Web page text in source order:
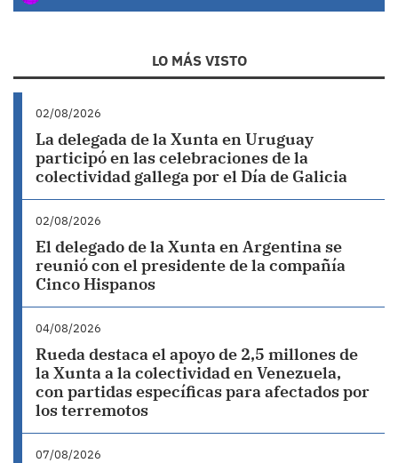
LO MÁS VISTO
02/08/2026
La delegada de la Xunta en Uruguay
participó en las celebraciones de la
colectividad gallega por el Día de Galicia
02/08/2026
El delegado de la Xunta en Argentina se
reunió con el presidente de la compañía
Cinco Hispanos
04/08/2026
Rueda destaca el apoyo de 2,5 millones de
la Xunta a la colectividad en Venezuela,
con partidas específicas para afectados por
los terremotos
07/08/2026